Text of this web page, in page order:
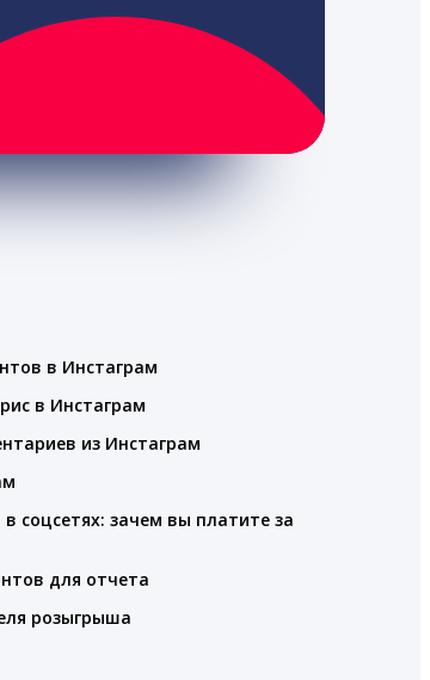
в Инстаграм
в Инстаграм
из Инстаграм
соцсетях: зачем вы платите за
для отчета
розыгрыша